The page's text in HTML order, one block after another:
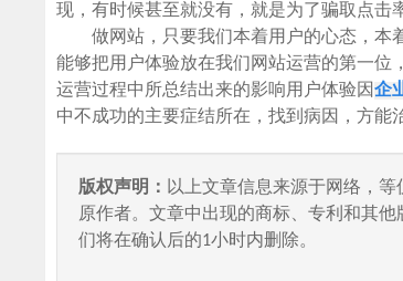
现，有时候甚至就没有，就是为了骗取点击
做网站，只要我们本着用户的心态，本着
能够把用户体验放在我们网站运营的第一位
运营过程中所总结出来的影响用户体验因企
中不成功的主要症结所在，找到病因，方能
版权声明： 以上文章信息来源于网络，
原作者。文章中出现的商标、专利和其
们将在确认后的1小时内删除。